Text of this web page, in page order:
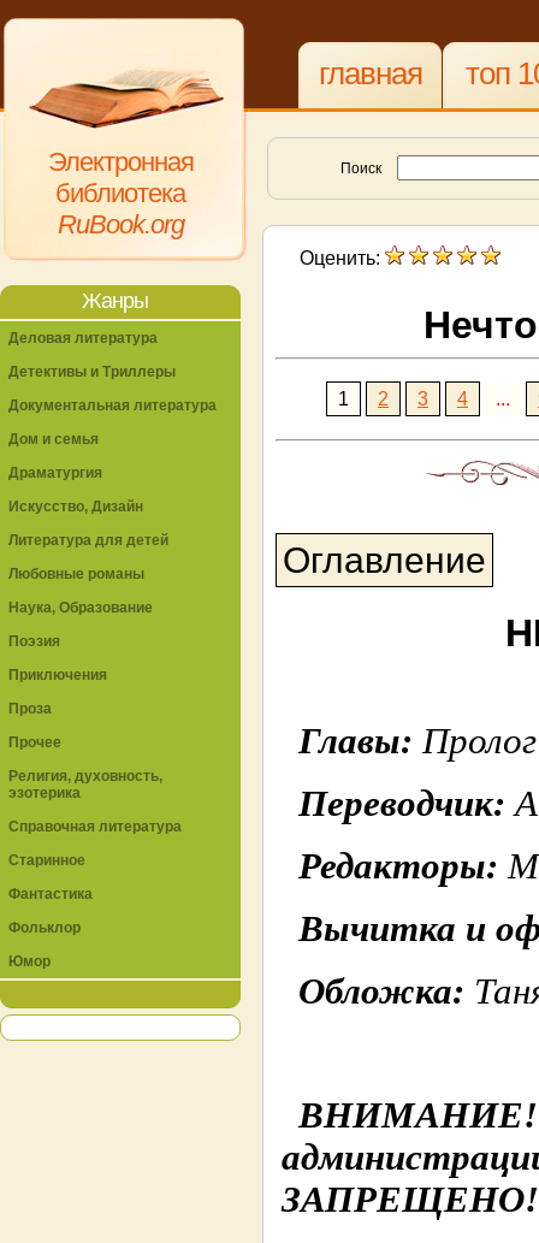
Электронная
библиотека
RuBook.org
главная топ
Поиск
Оценить:
1 2 3 4 ...
Оглавление
Главы:
Переводчик:
Редакторы:
Вычитка и
Обложка:
ВНИМАНИЕ!
ЗАПРЕЩЕНО!
Жанры
Деловая литература
Детективы и Триллеры
Документальная литература
Дом и семья
Драматургия
Искусство, Дизайн
Литература для детей
Любовные романы
Наука, Образование
Поэзия
Приключения
Проза
Прочее
Религия, духовность,
эзотерика
Справочная литература
Старинное
Фантастика
Фольклор
Юмор